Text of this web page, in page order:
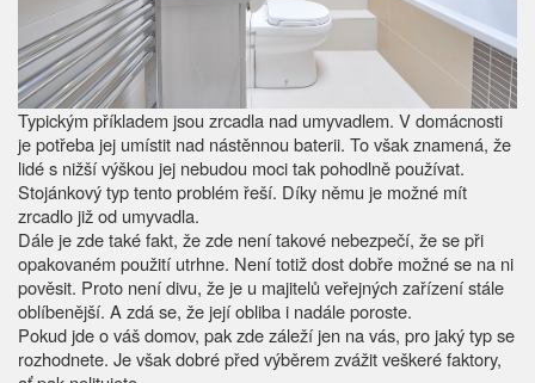
Typickým příkladem jsou zrcadla nad umyvadlem. V domácnosti
je potřeba jej umístit nad nástěnnou baterii. To však znamená, že
lidé s nižší výškou jej nebudou moci tak pohodlně používat.
Stojánkový typ tento problém řeší. Díky němu je možné mít
zrcadlo již od umyvadla.
Dále je zde také fakt, že zde není takové nebezpečí, že se při
opakovaném použití utrhne. Není totiž dost dobře možné se na ni
pověsit. Proto není divu, že je u majitelů veřejných zařízení stále
oblíbenější. A zdá se, že její obliba i nadále poroste.
Pokud jde o váš domov, pak zde záleží jen na vás, pro jaký typ se
rozhodnete. Je však dobré před výběrem zvážit veškeré faktory,